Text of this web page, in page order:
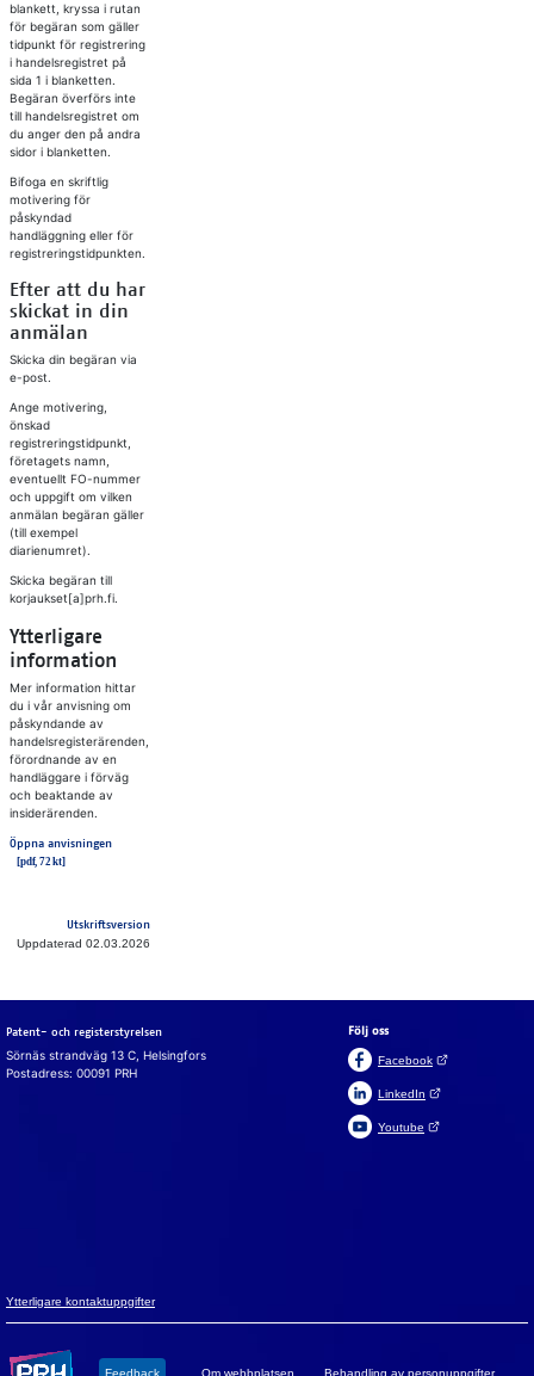
blankett, kryssa i rutan
för begäran som gäller
tidpunkt för registrering
i handelsregistret på
sida 1 i blanketten.
Begäran överförs inte
till handelsregistret om
du anger den på andra
sidor i blanketten.
Bifoga en skriftlig
motivering för
påskyndad
handläggning eller för
registreringstidpunkten.
Efter att du har
skickat in din
anmälan
Skicka din begäran via
e-post.
Ange motivering,
önskad
registreringstidpunkt,
företagets namn,
eventuellt FO-nummer
och uppgift om vilken
anmälan begäran gäller
(till exempel
diarienumret).
Skicka begäran till
korjaukset[a]prh.fi.
Ytterligare
information
Mer information hittar
du i vår anvisning om
påskyndande av
handelsregisterärenden,
förordnande av en
handläggare i förväg
och beaktande av
insiderärenden.
Öppna anvisningen
Utskriftsversion
Uppdaterad 02.03.2026
Patent- och registerstyrelsen
Sörnäs strandväg 13 C, Helsingfors
Postadress: 00091 PRH
Yt­ter­li­ga­re kon­takt­upp­gif­ter
Följ oss
Facebook(Öppnas i en ny
LinkedIn (Öppnas i en ny flik)
Youtube (Öppnas i en ny flik)
Feed­back Om webb­plat­sen Be­hand­ling av per­son­upp­gif­ter